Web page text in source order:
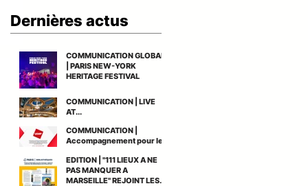
Dernières actus
COMMUNICATION GLOBALE
| PARIS NEW-YORK
HERITAGE FESTIVAL
COMMUNICATION | LIVE
AT...
COMMUNICATION |
Accompagnement pour le
cadre national UGAP AMO
Grande Cuisine
EDITION | "111 LIEUX A NE
PAS MANQUER A
MARSEILLE" REJOINT LES